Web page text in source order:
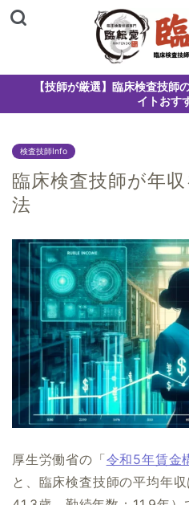
【技師が厳選】臨床検査技師
イトおす
検査技師Info
臨床検査技師が年
法
厚生労働省の「令和5年賃金
と、臨床検査技師の平均年